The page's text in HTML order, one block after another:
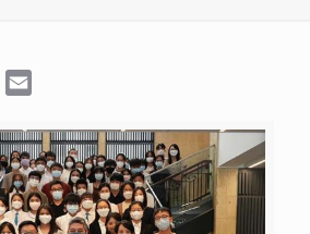
WeChat